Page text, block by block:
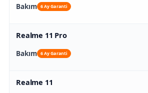
Bakım 6 Ay Garanti
Realme 11 Pro
Bakım 6 Ay Garanti
Realme 11